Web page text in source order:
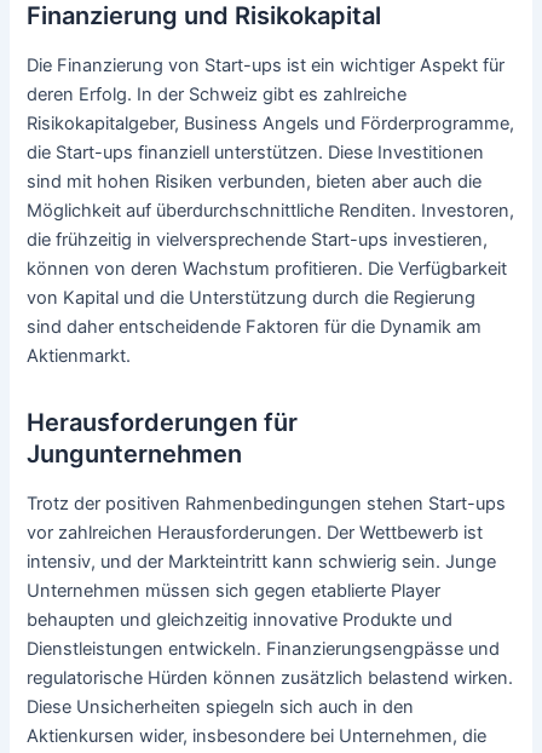
Finanzierung und Risikokapital
Die Finanzierung von Start-ups ist ein wichtiger Aspekt für
deren Erfolg. In der Schweiz gibt es zahlreiche
Risikokapitalgeber, Business Angels und Förderprogramme,
die Start-ups finanziell unterstützen. Diese Investitionen
sind mit hohen Risiken verbunden, bieten aber auch die
Möglichkeit auf überdurchschnittliche Renditen. Investoren,
die frühzeitig in vielversprechende Start-ups investieren,
können von deren Wachstum profitieren. Die Verfügbarkeit
von Kapital und die Unterstützung durch die Regierung
sind daher entscheidende Faktoren für die Dynamik am
Aktienmarkt.
Herausforderungen für
Jungunternehmen
Trotz der positiven Rahmenbedingungen stehen Start-ups
vor zahlreichen Herausforderungen. Der Wettbewerb ist
intensiv, und der Markteintritt kann schwierig sein. Junge
Unternehmen müssen sich gegen etablierte Player
behaupten und gleichzeitig innovative Produkte und
Dienstleistungen entwickeln. Finanzierungsengpässe und
regulatorische Hürden können zusätzlich belastend wirken.
Diese Unsicherheiten spiegeln sich auch in den
Aktienkursen wider, insbesondere bei Unternehmen, die